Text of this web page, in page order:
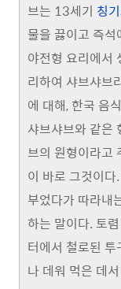
브는 13세기 칭
물을 끓이고 즉
야전형 요리에서
리하여 샤브샤브
에 대해, 한국 음
샤브샤브와 같은
브의 원형이라고
이 바로 그것이
부었다가 따라내
하는 말이다. 토
터에서 철로된
나 데워 먹은 데